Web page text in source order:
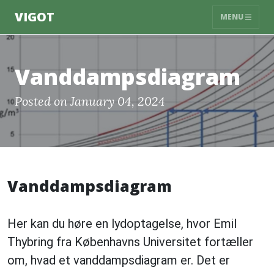
VIGOT MENU
Vanddampsdiagram
Posted on January 04, 2024
Vanddampsdiagram
Her kan du høre en lydoptagelse, hvor Emil
Thybring fra Københavns Universitet fortæller
om, hvad et vanddampsdiagram er. Det er